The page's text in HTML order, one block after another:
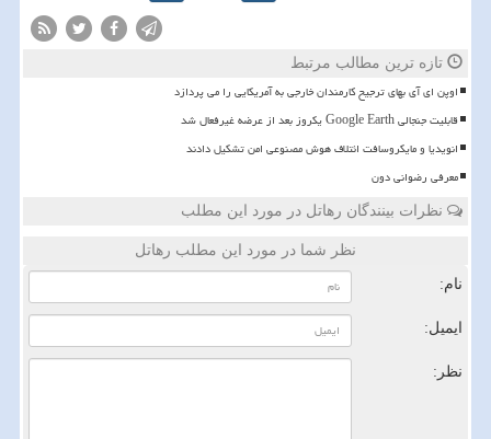
تازه ترین مطالب مرتبط
اوپن ای آی بهای ترجیح کارمندان خارجی به آمریکایی را می پردازد
قابلیت جنجالی Google Earth یکروز بعد از عرضه غیرفعال شد
انویدیا و مایکروسافت ائتلاف هوش مصنوعی امن تشکیل دادند
معرفی رضوانی دون
نظرات بینندگان رهاتل در مورد این مطلب
نظر شما در مورد این مطلب رهاتل
نام:
ایمیل:
نظر: